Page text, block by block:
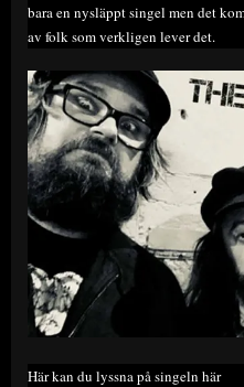
bara en nysläppt singel men det
av folk som verkligen lever det.
Här kan du lyssna på singeln här